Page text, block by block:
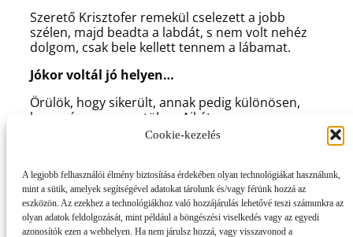
Cookie-kezelés
A legjobb felhasználói élmény biztosítása érdekében olyan technológiákat használunk,
mint a sütik, amelyek segítségével adatokat tárolunk és/vagy férünk hozzá az
eszközön. Az ezekhez a technológiákhoz való hozzájárulás lehetővé teszi számunkra az
olyan adatok feldolgozását, mint például a böngészési viselkedés vagy az egyedi
azonosítók ezen a webhelyen. Ha nem járulsz hozzá, vagy visszavonod a
Szerető Krisztofer remekül cselezett a jobb
szélen, majd beadta a labdát, s nem volt nehéz
dolgom, csak bele kellett tennem a lábamat.
Jókor voltál jó helyen…
Örülök, hogy sikerült, annak pedig különösen,
hogy végre megvertük az Ajkát.
Ellenfelünk két vereséggel kezdte a bajnokságot,
ám a mutatott játék alapján ennél sokkal jobb,
erősebb csapat. Nem lesz könnyű dolgunk, de
nem szomorkodom, ha a hétvégén sem szerez
pontot.